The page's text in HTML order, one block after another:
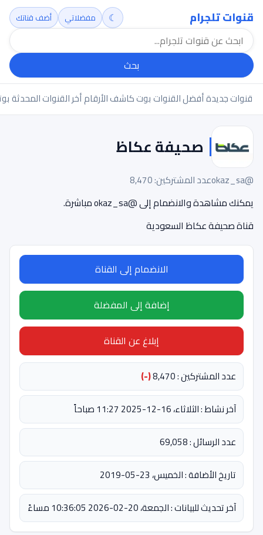
قنوات تلجرام
بحث
☾ مفضلاتي أضف قناتك
قنوات جديدةأفضل القنواتبوت كاشف الأرقامأخر القنوات المحدثة
صحيفة عكاظ
@okaz_sa
عدد المشتركين: 8,470
يمكنك مشاهدة والانضمام إلى @okaz_sa مباشرة.
قناة صحيفة عكاظ السعودية
الانضمام إلى القناة
إضافة إلى المفضلة
إبلاغ عن القناة
عدد المشتركين : 8,470
(-)
آخر نشاط : الثلاثاء، 16-12-2025 11:27 صباحاً
عدد الرسائل : 69,058
تاريخ الأضافة : الخميس، 23-05-2019
آخر تحديث للبيانات : الجمعة، 20-02-2026 10:36:05 مساءً